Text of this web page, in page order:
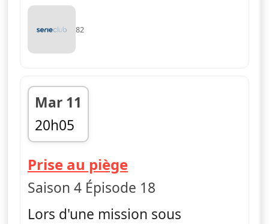
82
Mar 11
20h05
fin 21h00
Prise au piège— FBI
Saison 4 Épisode 18
Lors d'une mission sous